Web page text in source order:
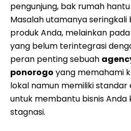
pengunjung, bak rumah
Masalah utamanya seringkali
produk Anda, melainkan
yang belum terintegrasi
peran penting sebuah
ponorogo yang memahami
lokal namun memiliki standar
untuk membantu bisnis Anda
stagnasi.